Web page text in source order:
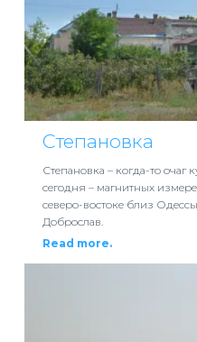
Степановка
Степановка – когда-то очаг
сегодня – магнитных
северо-востоке близ
Доброслав.
Read more.